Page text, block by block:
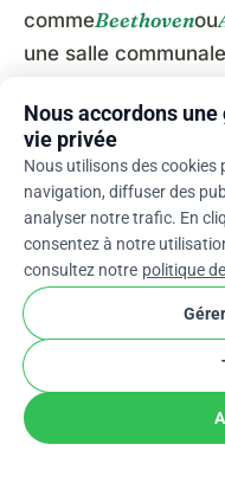
commeBeethovenou
une salle
animaliers.
Idée :Ajoutez une
animaux » après le
18. Cours de
Chiens
Un événement
pratiquent le yoga
adoptables. Les
refuge.
Nous accordons
vie privée
Nous utilisons des cookies
navigation, diffuser des
analyser notre trafic. En
consentez à notre
consultez notre politique